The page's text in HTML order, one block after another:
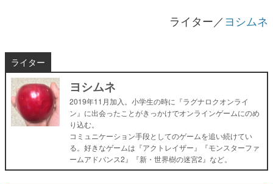
ライター／ヨシムネ
ライター
ヨシムネ
2019年11月加入。小学生の時に『ラグナロクオンライ
ン』に出会ったことがきっかけでオンラインゲームにのめ
り込む。
コミュニケーション手段としてのゲームを追い続けてい
る。好きなゲームは『アクトレイザー』『モンスターファ
ームアドバンス2』『新・世界樹の迷宮2』など。